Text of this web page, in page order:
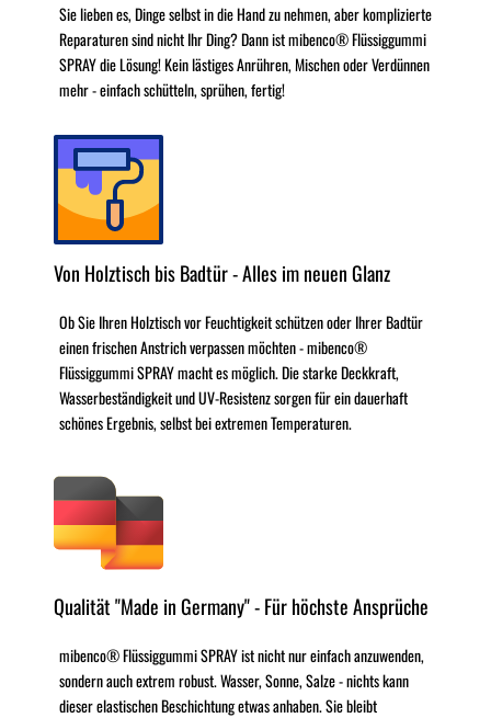
Sie lieben es, Dinge selbst in die Hand zu nehmen, aber komplizierte
Reparaturen sind nicht Ihr Ding? Dann ist mibenco® Flüssiggummi
SPRAY die Lösung! Kein lästiges Anrühren, Mischen oder Verdünnen
mehr - einfach schütteln, sprühen, fertig!
Von Holztisch bis Badtür - Alles im neuen Glanz
Ob Sie Ihren Holztisch vor Feuchtigkeit schützen oder Ihrer Badtür
einen frischen Anstrich verpassen möchten - mibenco®
Flüssiggummi SPRAY macht es möglich. Die starke Deckkraft,
Wasserbeständigkeit und UV-Resistenz sorgen für ein dauerhaft
schönes Ergebnis, selbst bei extremen Temperaturen.
Qualität "Made in Germany" - Für höchste Ansprüche
mibenco® Flüssiggummi SPRAY ist nicht nur einfach anzuwenden,
sondern auch extrem robust. Wasser, Sonne, Salze - nichts kann
dieser elastischen Beschichtung etwas anhaben. Sie bleibt